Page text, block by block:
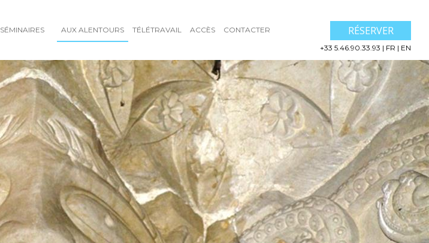
SÉMINAIRES AUX ALENTOURS TÉLÉTRAVAIL ACCÈS CONTACTER RÉSERVER
+33 5.46.90.33.93 | FR | EN